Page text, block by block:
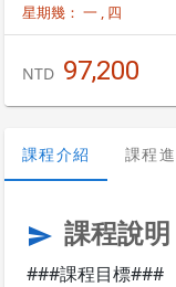
星期幾： 一 , 四
NTD 97,200
課程介紹 課程
send 課程說明
###課程目標###